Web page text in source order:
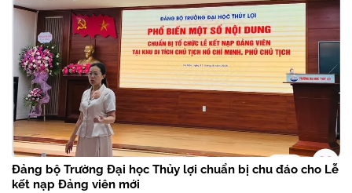
Đảng bộ Trường Đại học Thủy lợi chuẩn bị chu đáo cho Lễ
kết nạp Đảng viên mới